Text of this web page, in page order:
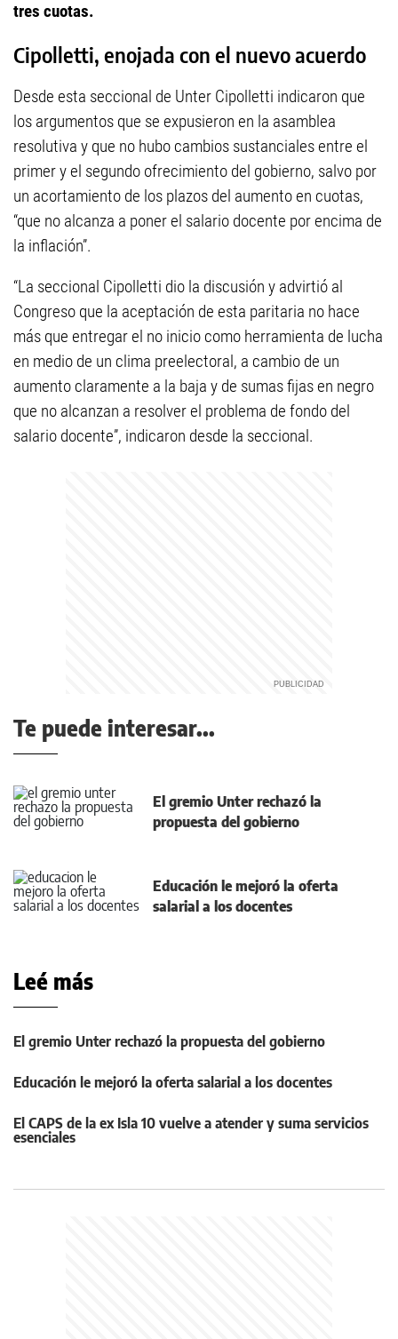
tres cuotas.
Cipolletti, enojada con el nuevo acuerdo
Desde esta seccional de Unter Cipolletti indicaron que
los argumentos que se expusieron en la asamblea
resolutiva y que no hubo cambios sustanciales entre el
primer y el segundo ofrecimiento del gobierno, salvo por
un acortamiento de los plazos del aumento en cuotas,
“que no alcanza a poner el salario docente por encima de
la inflación”.
“La seccional Cipolletti dio la discusión y advirtió al
Congreso que la aceptación de esta paritaria no hace
más que entregar el no inicio como herramienta de lucha
en medio de un clima preelectoral, a cambio de un
aumento claramente a la baja y de sumas fijas en negro
que no alcanzan a resolver el problema de fondo del
salario docente”, indicaron desde la seccional.
Te puede interesar...
El gremio Unter rechazó la
propuesta del gobierno
Educación le mejoró la oferta
salarial a los docentes
Leé más
El gremio Unter rechazó la propuesta del gobierno
Educación le mejoró la oferta salarial a los docentes
El CAPS de la ex Isla 10 vuelve a atender y suma servicios
esenciales